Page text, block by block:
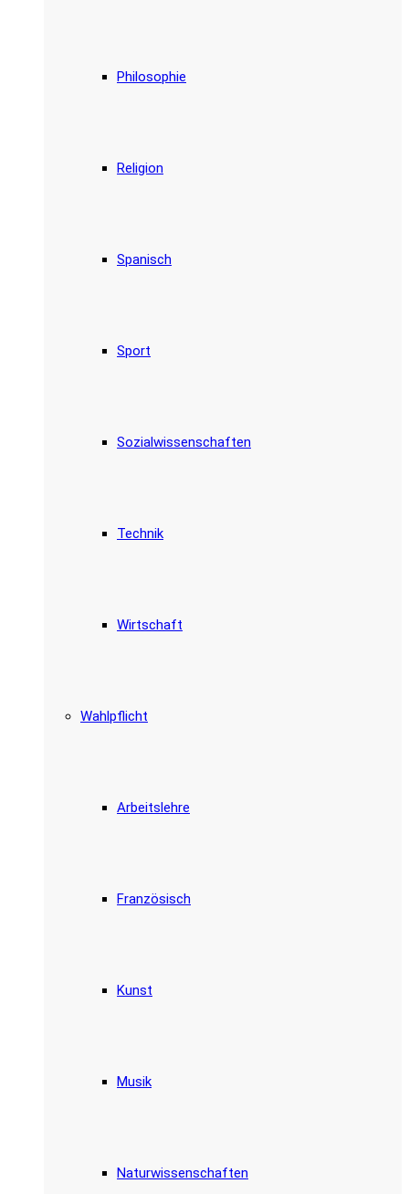
Philosophie
Religion
Spanisch
Sport
Sozialwissenschaften
Technik
Wirtschaft
Wahlpflicht
Arbeitslehre
Französisch
Kunst
Musik
Naturwissenschaften